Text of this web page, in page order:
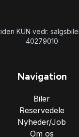
KUN vedr.
40279010
Navigation
Biler
Reservedele
Nyheder/Job
Om os